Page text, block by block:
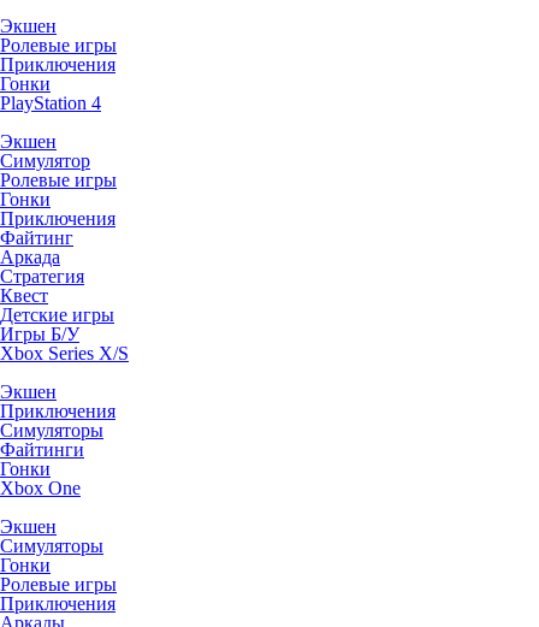
Экшен
Ролевые игры
Приключения
Гонки
PlayStation 4
Экшен
Симулятор
Ролевые игры
Гонки
Приключения
Файтинг
Аркада
Стратегия
Квест
Детские игры
Игры Б/У
Xbox Series X/S
Экшен
Приключения
Симуляторы
Файтинги
Гонки
Xbox One
Экшен
Симуляторы
Гонки
Ролевые игры
Приключения
Аркады